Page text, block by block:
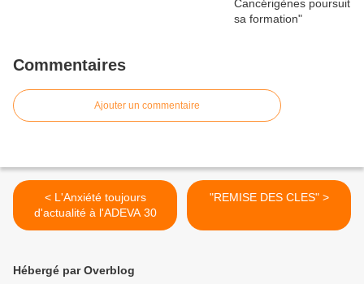
Commentaires
Ajouter un commentaire
< L'Anxiété toujours
d'actualité à l'ADEVA 30
"REMISE DES CLES" >
Hébergé par Overblog